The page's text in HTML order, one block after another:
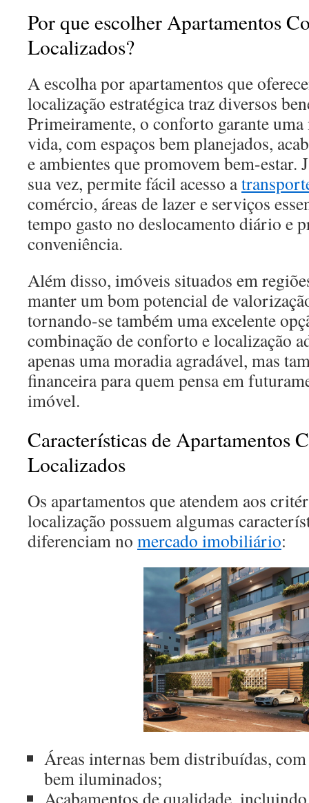
Por que escolher Apartamentos
Localizados?
A escolha por apartamentos que
localização estratégica traz diversos
Primeiramente, o conforto garante
vida, com espaços bem planejados,
e ambientes que promovem bem-estar.
sua vez, permite fácil acesso a
comércio, áreas de lazer e serviços
tempo gasto no deslocamento diário e
conveniência.
Além disso, imóveis situados em
manter um bom potencial de
tornando-se também uma excelente
combinação de conforto e localização
apenas uma moradia agradável, mas
financeira para quem pensa em
imóvel.
Características de Apartamentos
Localizados
Os apartamentos que atendem aos
localização possuem algumas
diferenciam no mercado imobiliário:
Áreas internas bem distribuídas,
bem iluminados;
Acabamentos de qualidade,